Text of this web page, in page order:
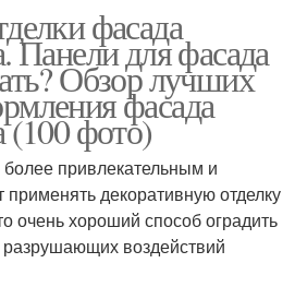
фасада
Панели для фасада
Обзор лучших
фасада
(100 фото)
привлекательным и
декоративную отделку
очень хороший способ оградить
воздействий